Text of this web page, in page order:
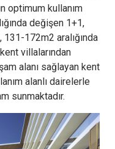
optimum kullanım
değişen 1+1,
172m2 aralığında
villalarından
alanı sağlayan kent
alanlı dairelerle
sunmaktadır.